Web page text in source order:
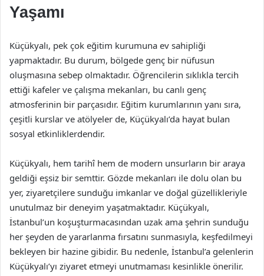
Yaşamı
Küçükyalı, pek çok eğitim kurumuna ev sahipliği
yapmaktadır. Bu durum, bölgede genç bir nüfusun
oluşmasına sebep olmaktadır. Öğrencilerin sıklıkla tercih
ettiği kafeler ve çalışma mekanları, bu canlı genç
atmosferinin bir parçasıdır. Eğitim kurumlarının yanı sıra,
çeşitli kurslar ve atölyeler de, Küçükyalı’da hayat bulan
sosyal etkinliklerdendir.
Küçükyalı, hem tarihî hem de modern unsurların bir araya
geldiği eşsiz bir semttir. Gözde mekanları ile dolu olan bu
yer, ziyaretçilere sunduğu imkanlar ve doğal güzellikleriyle
unutulmaz bir deneyim yaşatmaktadır. Küçükyalı,
İstanbul’un koşuşturmacasından uzak ama şehrin sunduğu
her şeyden de yararlanma fırsatını sunmasıyla, keşfedilmeyi
bekleyen bir hazine gibidir. Bu nedenle, İstanbul’a gelenlerin
Küçükyalı’yı ziyaret etmeyi unutmaması kesinlikle önerilir.